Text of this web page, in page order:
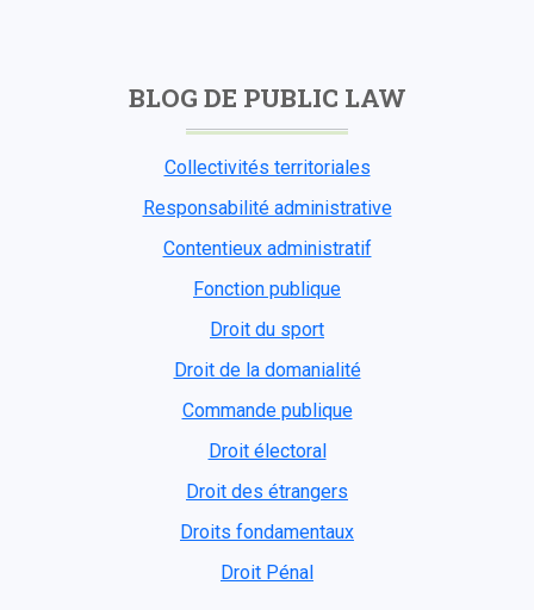
BLOG DE PUBLIC LAW
Collectivités territoriales
Responsabilité administrative
Contentieux administratif
Fonction publique
Droit du sport
Droit de la domanialité
Commande publique
Droit électoral
Droit des étrangers
Droits fondamentaux
Droit Pénal